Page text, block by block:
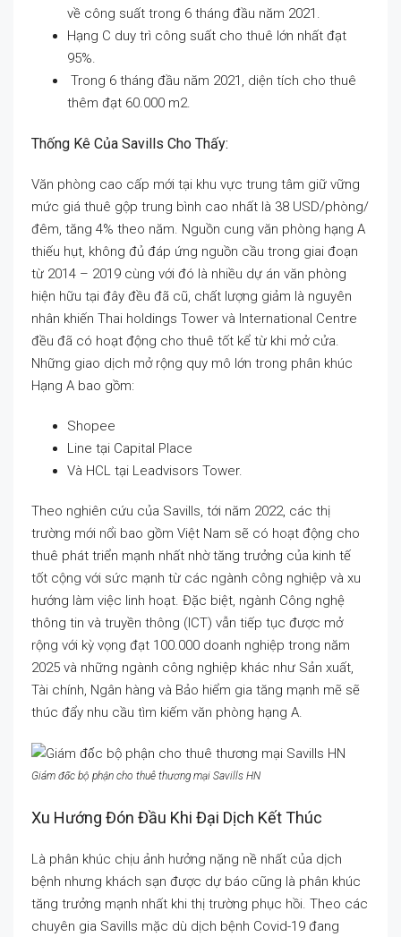
về công suất trong 6 tháng đầu năm 2021.
Hạng C duy trì công suất cho thuê lớn nhất đạt
95%.
Trong 6 tháng đầu năm 2021, diện tích cho thuê
thêm đạt 60.000 m2.
Thống Kê Của Savills Cho Thấy:
Văn phòng cao cấp mới tại khu vực trung tâm giữ vững
mức giá thuê gộp trung bình cao nhất là 38 USD/phòng/
đêm, tăng 4% theo năm. Nguồn cung văn phòng hạng A
thiếu hụt, không đủ đáp ứng nguồn cầu trong giai đoạn
từ 2014 – 2019 cùng với đó là nhiều dự án văn phòng
hiện hữu tại đây đều đã cũ, chất lượng giảm là nguyên
nhân khiến Thai holdings Tower và International Centre
đều đã có hoạt động cho thuê tốt kể từ khi mở cửa.
Những giao dịch mở rộng quy mô lớn trong phân khúc
Hạng A bao gồm:
Shopee
Line tại Capital Place
Và HCL tại Leadvisors Tower.
Theo nghiên cứu của Savills, tới năm 2022, các thị
trường mới nổi bao gồm Việt Nam sẽ có hoạt động cho
thuê phát triển mạnh nhất nhờ tăng trưởng của kinh tế
tốt cộng với sức mạnh từ các ngành công nghiệp và xu
hướng làm việc linh hoạt. Đặc biệt, ngành Công nghệ
thông tin và truyền thông (ICT) vẫn tiếp tục được mở
rộng với kỳ vọng đạt 100.000 doanh nghiệp trong năm
2025 và những ngành công nghiệp khác như Sản xuất,
Tài chính, Ngân hàng và Bảo hiểm gia tăng mạnh mẽ sẽ
thúc đẩy nhu cầu tìm kiếm văn phòng hạng A.
Giám đốc bộ phận cho thuê thương mại Savills HN
Xu Hướng Đón Đầu Khi Đại Dịch Kết Thúc
Là phân khúc chịu ảnh hưởng nặng nề nhất của dịch
bệnh nhưng khách sạn được dự báo cũng là phân khúc
tăng trưởng mạnh nhất khi thị trường phục hồi. Theo các
chuyên gia Savills mặc dù dịch bệnh Covid-19 đang